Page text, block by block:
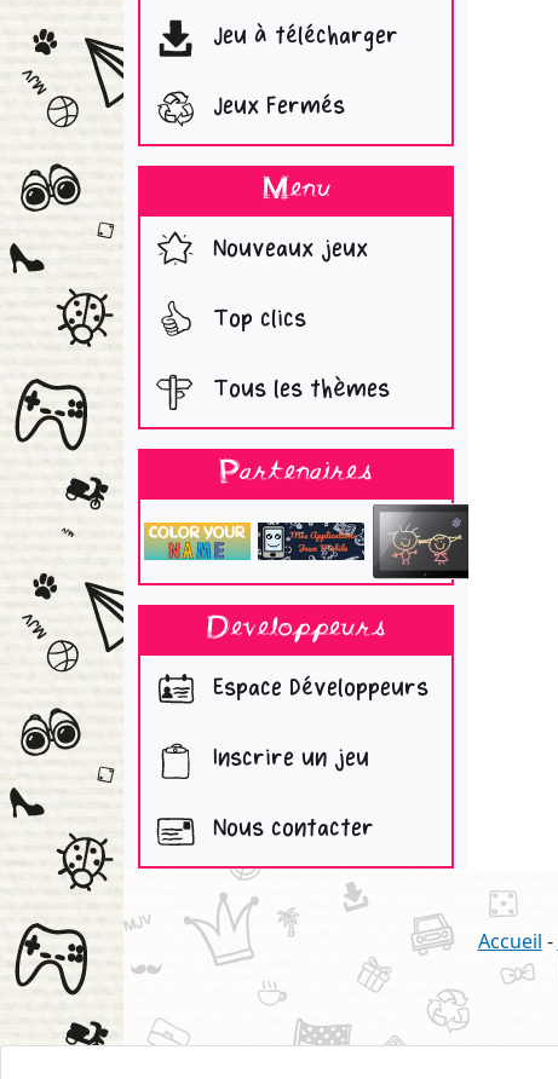
Jeu à télécharger
Jeux Fermés
Menu
Nouveaux jeux
Top clics
Tous les thèmes
Partenaires
Developpeurs
Espace Développeurs
Inscrire un jeu
Nous contacter
Accueil -